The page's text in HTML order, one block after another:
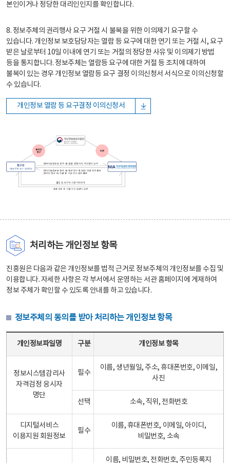
본인이거나 정당한 대리인인지를 확인합니다.
8. 정보주체의 권리행사 요구 거절 시 불복을 위한 이의제기 요구할 수
있습니다. 개인정보 보호담당자는 열람 등 요구에 대한 연기 또는 거절 시, 요구
받은 날로부터 10일 이내에 연기 또는 거절의 정당한 사유 및 이의제기 방법
등을 통지합니다. 정보주체는 열람등 요구에 대한 거절 등 조치에 대하여
불복이 있는 경우 개인정보 열람등 요구 결정 이의신청서 서식으로 이의신청할
수 있습니다.
개인정보 열람 등 요구결정 이의신청서
처리하는 개인정보 항목
진흥원은 다음과 같은 개인정보를 법적 근거로 정보주체의 개인정보를 수집 및
이용합니다. 자세한 사항은 각 부서에서 운영하는 서관 홈페이지에 게재하여
정보 주체가 확인할 수 있도록 안내를 하고 있습니다.
정보주체의 동의를 받아 처리하는 개인정보 항목
개인정보파일명 구분 개인정보 항목
정보시스템감리사
자격검정 응시자
명단
필수
이름, 생년월일, 주소, 휴대폰번호, 이메일,
사진
선택 소속, 직위, 전화번호
디지털서비스
이용지원 회원정보
필수
이름, 휴대폰번호, 이메일, 아이디,
비밀번호, 소속
이름, 비밀번호, 전화번호, 주민등록지